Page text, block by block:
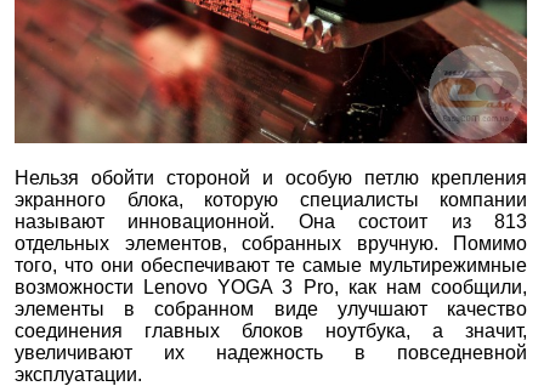
Нельзя обойти стороной и особую петлю крепления
экранного блока, которую специалисты компании
называют инновационной. Она состоит из 813
отдельных элементов, собранных вручную. Помимо
того, что они обеспечивают те самые мультирежимные
возможности
Lenovo YOGA 3 Pro, как нам сообщили,
элементы в собранном виде улучшают качество
соединения главных блоков ноутбука, а значит,
увеличивают их надежность в повседневной
эксплуатации.